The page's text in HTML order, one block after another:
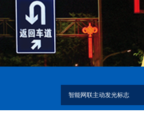
智能网联主动发光标志